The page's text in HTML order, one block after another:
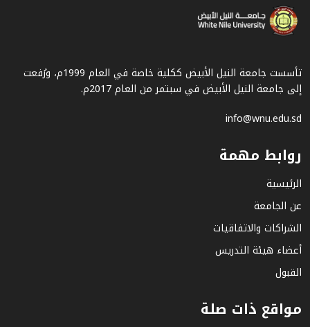
تأسست جامعة النيل الأبيض ككلية خاصة في العام 1999م، ورُفعت
إلى جامعة النيل الأبيض في سبتمر من العام 2017م.
info@wnu.edu.sd
روابط مهمة
الرئيسية
عن الجامعة
الشراكات والاتفاقيات
أعضاء هيئة التدريس
القبول
مواقع ذات صلة